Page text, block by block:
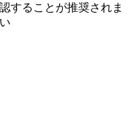
することが推奨されま